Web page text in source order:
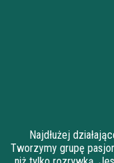
Najdłużej
Tworzymy grupę